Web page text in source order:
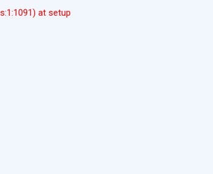
at setup